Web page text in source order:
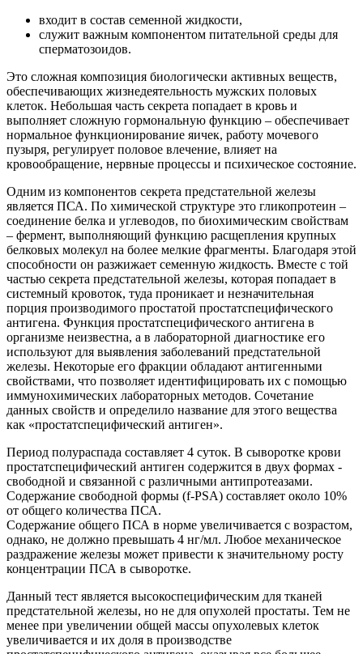
входит в состав семенной жидкости,
служит важным компонентом питательной среды для
сперматозоидов.
Это сложная композиция биологически активных веществ,
обеспечивающих жизнедеятельность мужских половых
клеток. Небольшая часть секрета попадает в кровь и
выполняет сложную гормональную функцию – обеспечивает
нормальное функционирование яичек, работу мочевого
пузыря, регулирует половое влечение, влияет на
кровообращение, нервные процессы и психическое состояние.
Одним из компонентов секрета предстательной железы
является ПСА. По химической структуре это гликопротеин –
соединение белка и углеводов, по биохимическим свойствам
– фермент, выполняющий функцию расщепления крупных
белковых молекул на более мелкие фрагменты. Благодаря этой
способности он разжижает семенную жидкость. Вместе с той
частью секрета предстательной железы, которая попадает в
системный кровоток, туда проникает и незначительная
порция производимого простатой простатспецифического
антигена. Функция простатспецифического антигена в
организме неизвестна, а в лабораторной диагностике его
используют для выявления заболеваний предстательной
железы. Некоторые его фракции обладают антигенными
свойствами, что позволяет идентифицировать их с помощью
иммунохимических лабораторных методов. Сочетание
данных свойств и определило название для этого вещества
как «простатспецифический антиген».
Период полураспада составляет 4 суток. В сыворотке крови
простатспецифический антиген содержится в двух формах -
свободной и связанной с различными антипротеазами.
Содержание свободной формы (f-PSA) составляет около 10%
от общего количества ПСА.
Содержание общего ПСА в норме увеличивается с возрастом,
однако, не должно превышать 4 нг/мл. Любое механическое
раздражение железы может привести к значительному росту
концентрации ПСА в сыворотке.
Данный тест является высокоспецифическим для тканей
предстательной железы, но не для опухолей простаты. Тем не
менее при увеличении общей массы опухолевых клеток
увеличивается и их доля в производстве